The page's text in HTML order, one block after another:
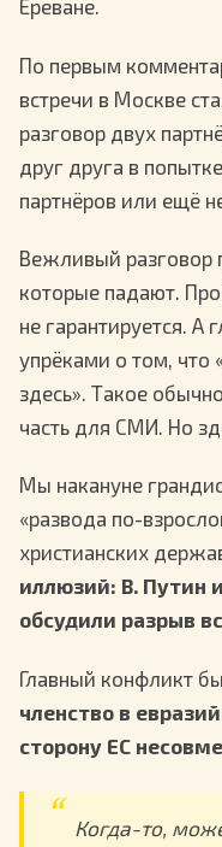
Ереване.
По первым
встречи в Москве
разговор двух
друг друга в
партнёров или ещё
Вежливый разговор
которые падают.
не гарантируется.
упрёками о том, что
здесь». Такое
часть для СМИ. Но
Мы накануне
«развода по-
христианских
иллюзий: В. Путин
обсудили разрыв
Главный конфликт
членство в
сторону ЕС
Когда-то,